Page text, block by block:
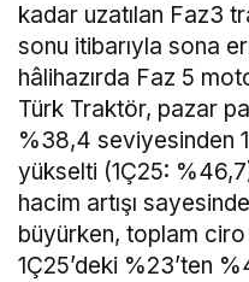
kadar uzatılan Faz3
sonu itibarıyla sona
hâlihazırda Faz 5
Türk Traktör, pazar
%38,4 seviyesinden
yükselti (1Ç25:
hacim artışı
büyürken, toplam ciro
1Ç25’deki %23’ten